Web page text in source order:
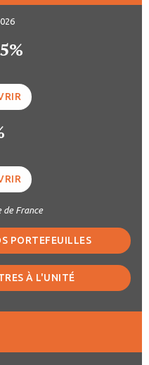
de France
PORTEFEUILLES
À L'UNITÉ